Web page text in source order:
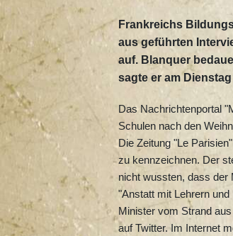
Frankreichs
aus geführten
auf. Blanquer
sagte er am
Das Nachrichtenportal
Schulen nach den
Die Zeitung "Le
zu kennzeichnen. Der
nicht wussten, dass der
"Anstatt mit Lehrern
Minister vom Strand
auf Twitter. Im Internet